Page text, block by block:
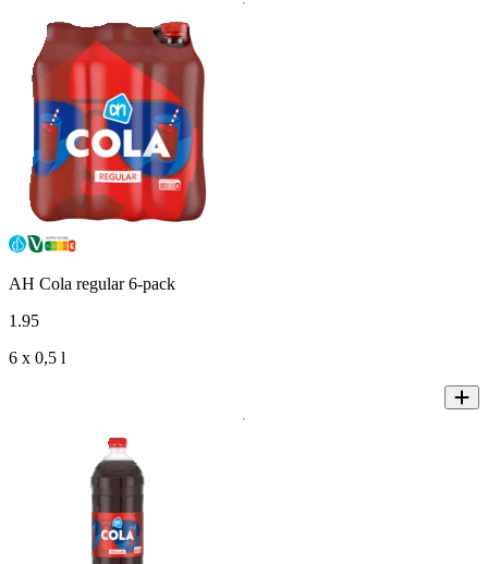
AH Cola regular 6-pack
1 .95
6 x 0,5 l